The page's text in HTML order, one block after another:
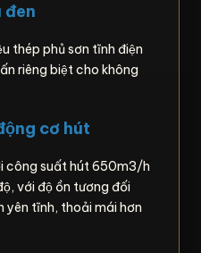
đen
thép phủ sơn tĩnh điện
riêng biệt cho không
cơ hút
công suất hút 650m3/h
với độ ồn tương đối
yên tĩnh, thoải mái hơn